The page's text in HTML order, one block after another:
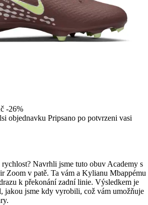
-26%
objednavku Pripsano po potvrzeni vasi
Navrhli jsme tuto obuv Academy s
Zoom v patě. Ta vám a Kylianu Mbappému
k překonání zadní linie. Výsledkem je
jakou jsme kdy vyrobili, což vám umožňuje